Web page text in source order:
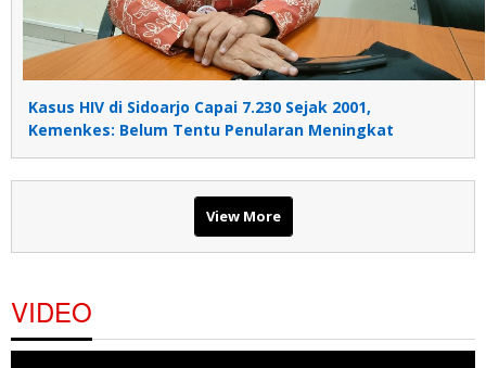
Kasus HIV di Sidoarjo Capai 7.230 Sejak 2001,
Kemenkes: Belum Tentu Penularan Meningkat
View More
VIDEO